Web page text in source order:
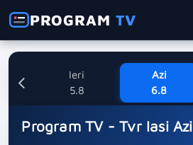
PROGRAMTV
Ieri
5.8
Azi
6.8
Program TV - Tvr Iasi Azi